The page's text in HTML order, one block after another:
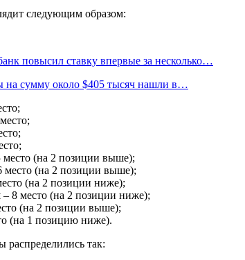
следующим образом:
повысил ставку впервые за несколько…
на сумму около $405 тысяч нашли в…
(на 2 позиции выше);
место (на 2 позиции выше);
(на 2 позиции ниже);
– 8 место (на 2 позиции ниже);
(на 2 позиции выше);
(на 1 позицию ниже).
распределились так: